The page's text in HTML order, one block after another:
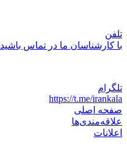
تلفن
با کارشناسان ما در تماس باشید
تلگرام
https://t.me/irankala
صفحه اصلی
علاقه‌مندی‌ها
اعلانات